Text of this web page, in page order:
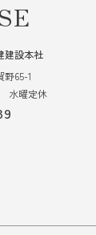
建設本社
65-1
水曜定休